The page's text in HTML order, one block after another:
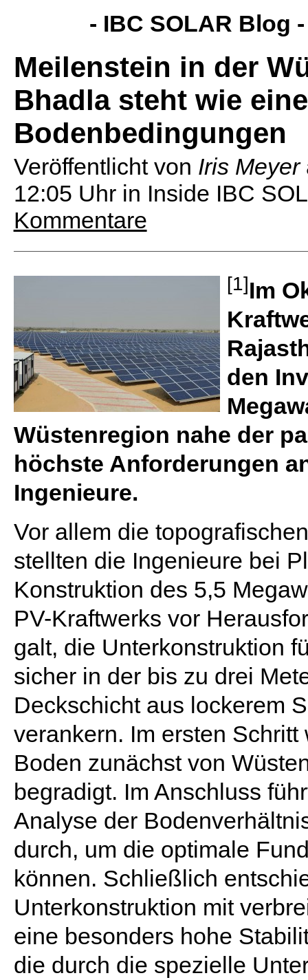
- IBC SOLAR Blog
Meilenstein in der
Bhadla steht wie
Bodenbedingungen
Veröffentlicht von Iris Meyer
12:05 Uhr in Inside IBC
Kommentare
[1]Im
den
Wüstenregion nahe der
höchste Anforderungen
Ingenieure.
Vor allem die
stellten die Ingenieure bei
Konstruktion des 5,5
PV-Kraftwerks vor
galt, die Unterkonstruktion
sicher in der bis zu drei
Deckschicht aus lockerem
verankern. Im ersten Schritt
Boden zunächst von
begradigt. Im Anschluss
Analyse der
durch, um die optimale
können. Schließlich
Unterkonstruktion mit
eine besonders hohe
die durch die spezielle